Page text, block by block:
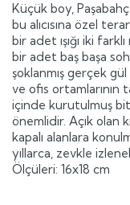
Küçük boy,
bu alıcısına özel
bir adet ışığı iki
bir adet baş başa
şoklanmış gerçek gül
ve ofis ortamlarının
içinde kurutulmuş
önemlidir. Açık olan
kapalı alanlara
yıllarca, zevkle
Ölçüleri: 16x18 cm